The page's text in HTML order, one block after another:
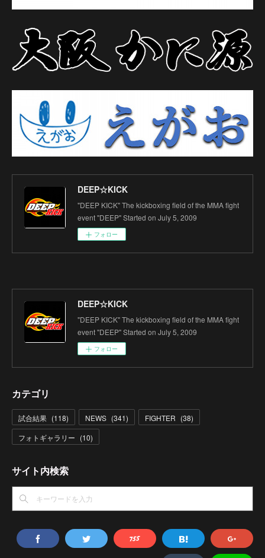
DEEP☆KICK
"DEEP KICK" The kickboxing field of the MMA fight
event "DEEP" Started on July 5, 2009
フォロー
DEEP☆KICK
"DEEP KICK" The kickboxing field of the MMA fight
event "DEEP" Started on July 5, 2009
フォロー
カテゴリ
試合結果 (118) NEWS (341) FIGHTER (38)
フォトギャラリー (10)
サイト内検索